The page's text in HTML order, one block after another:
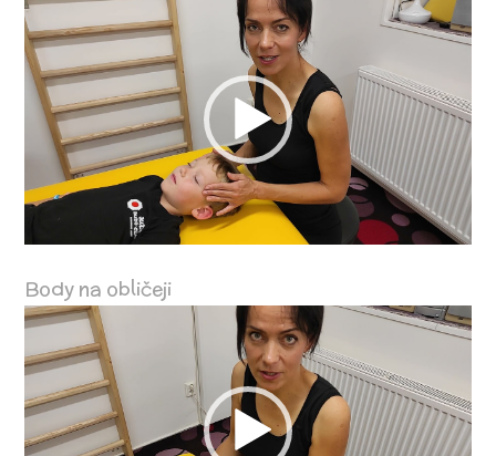
Video
přehrávač
Body na obličeji
Video
přehrávač